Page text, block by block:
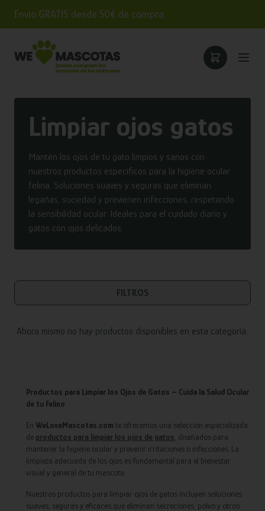
Envío GRATIS desde 50€ de compra
Limpiar ojos gatos
Mantén los ojos de tu gato limpios y sanos con
nuestros productos específicos para la higiene ocular
felina. Soluciones suaves y seguras que eliminan
legañas, suciedad y previenen infecciones, respetando
la sensibilidad ocular. Ideales para el cuidado diario y
gatos con ojos delicados.
FILTROS
Ahora mismo no hay productos disponibles en esta categoría.
Productos para Limpiar los Ojos de Gatos – Cuida la Salud Ocular
de tu Felino
En WeLoveMascotas.com te ofrecemos una selección especializada
de productos para limpiar los ojos de gatos , diseñados para
mantener la higiene ocular y prevenir irritaciones o infecciones. La
limpieza adecuada de los ojos es fundamental para el bienestar
visual y general de tu mascota.
Nuestros productos para limpiar ojos de gatos incluyen soluciones
suaves, seguras y eficaces que eliminan secreciones, polvo y otros